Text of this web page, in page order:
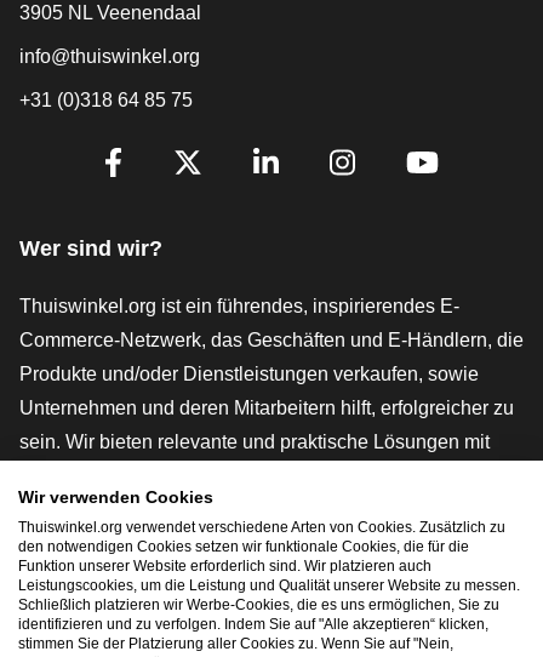
3905 NL Veenendaal
info@thuiswinkel.org
+31 (0)318 64 85 75
[_General:SocialMediaTitle]
Wer sind wir?
Thuiswinkel.org ist ein führendes, inspirierendes E-
Commerce-Netzwerk, das Geschäften und E-Händlern, die
Produkte und/oder Dienstleistungen verkaufen, sowie
Unternehmen und deren Mitarbeitern hilft, erfolgreicher zu
sein. Wir bieten relevante und praktische Lösungen mit
rechtlichen Instrumenten und Beratung,
Interessenvertretung, Marktforschung und verfügen über
eine eigene Bildungsplattform, die Thuiswinkel e-
Academy.
Wir verwenden Cookies
Thuiswinkel.org verwendet verschiedene Arten von Cookies. Zusätzlich zu
den notwendigen Cookies setzen wir funktionale Cookies, die für die
Funktion unserer Website erforderlich sind. Wir platzieren auch
Leistungscookies, um die Leistung und Qualität unserer Website zu messen.
Schließlich platzieren wir Werbe-Cookies, die es uns ermöglichen, Sie zu
identifizieren und zu verfolgen. Indem Sie auf "Alle akzeptieren“ klicken,
stimmen Sie der Platzierung aller Cookies zu. Wenn Sie auf "Nein,